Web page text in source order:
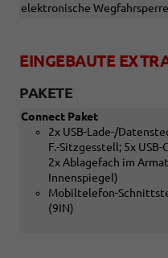
elektronische Wegfahrsperre
EINGEBAUTE
PAKETE
Connect Paket
2x USB-Lade-/
F.-Sitzgesstell; 5x
2x Ablagefach im
Innenspiegel)
Mobiltelefon-
(9IN)